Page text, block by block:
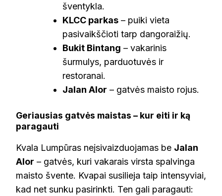
šventykla.
KLCC parkas – puiki vieta
pasivaikščioti tarp dangoraižių.
Bukit Bintang – vakarinis
šurmulys, parduotuvės ir
restoranai.
Jalan Alor – gatvės maisto rojus.
Geriausias gatvės maistas – kur eiti ir ką
paragauti
Kvala Lumpūras neįsivaizduojamas be Jalan
Alor – gatvės, kuri vakarais virsta spalvinga
maisto švente. Kvapai susilieja taip intensyviai,
kad net sunku pasirinkti. Ten gali paragauti: